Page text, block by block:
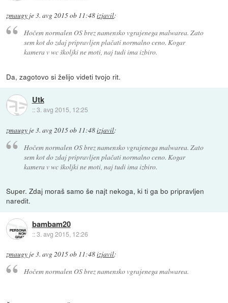
zmaugy je3. avg 2015 ob 11:48izjavil:
Hočem normalen OS brez namensko vgrajenega malwarea. Zato
sem kot do zdaj pripravljen plačati normalno ceno. Kogar
kamera v wc školjki ne moti, naj tudi ima izbiro.
Da, zagotovo si želijo videti tvojo rit.
Utk
::3. avg 2015, 12:25
zmaugy je3. avg 2015 ob 11:48izjavil:
Hočem normalen OS brez namensko vgrajenega malwarea. Zato
sem kot do zdaj pripravljen plačati normalno ceno. Kogar
kamera v wc školjki ne moti, naj tudi ima izbiro.
Super. Zdaj moraš samo še najt nekoga, ki ti ga bo pripravljen
naredit.
bambam20
::3. avg 2015, 12:26
zmaugy je3. avg 2015 ob 11:48izjavil:
Hočem normalen OS brez namensko vgrajenega malwarea.